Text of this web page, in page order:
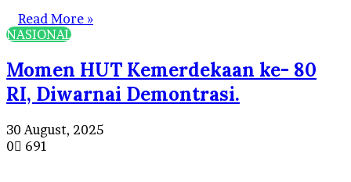
Read More »
NASIONAL
Momen HUT Kemerdekaan ke- 80
RI, Diwarnai Demontrasi.
30 August, 2025
0
691